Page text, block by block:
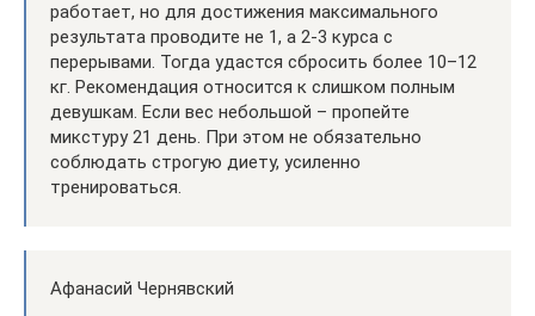
работает, но для достижения максимального
результата проводите не 1, а 2-3 курса с
перерывами. Тогда удастся сбросить более 10–12
кг. Рекомендация относится к слишком полным
девушкам. Если вес небольшой – пропейте
микстуру 21 день. При этом не обязательно
соблюдать строгую диету, усиленно
тренироваться.
Афанасий Чернявский